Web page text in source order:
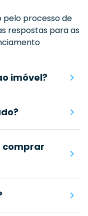
pelo processo de
respostas para as
imóvel?
comprar